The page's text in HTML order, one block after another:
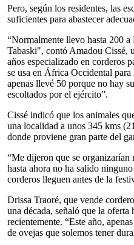
Pero, según los residentes, las
suficientes para abastecer
“Normalmente llevo hasta 200
Tabaski", contó Amadou Cissé,
años especializado en corderos
se usa en África Occidental
apenas llevé 50 porque no hay
escoltados por el ejército”.
Cissé indicó que los animales
una localidad a unos 345 kms
donde proviene gran parte del
“Me dijeron que se organizarían
hasta ahora no ha salido
corderos lleguen antes de la
Drissa Traoré, que vende
una década, señaló que la
recientemente. “Este año,
de ovejas que solemos tener